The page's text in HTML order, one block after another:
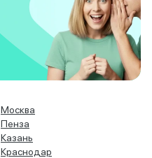
Москва
Пенза
Казань
Краснодар